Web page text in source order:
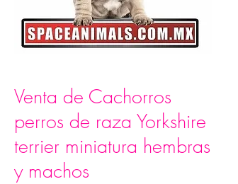
Venta de Cachorros
perros de raza Yorkshire
terrier miniatura hembras
y machos